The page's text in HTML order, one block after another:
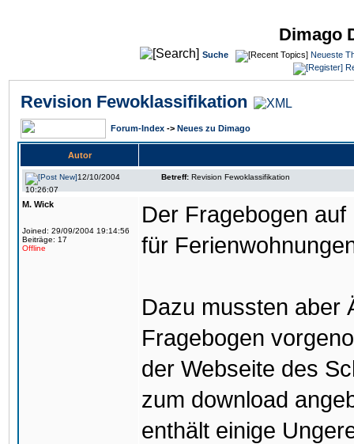
Dimago
Suche
Neueste
Revision Fewoklassifikation
Forum-Index -> Neues zu Dimago
Autor
12/10/2004
10:26:07
Betreff: Revision Fewoklassifikation
M. Wick
Joined: 29/09/2004 19:14:56
Beiträge: 17
Offline
Der Fragebogen
für
Dazu mussten aber
Fragebogen
der Webseite des
zum download
enthält einige